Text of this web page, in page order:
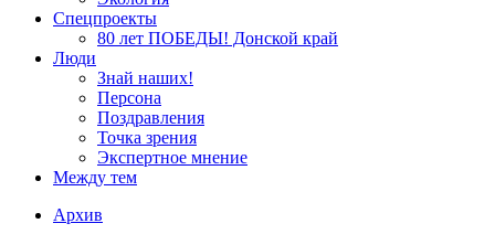
Спецпроекты
80 лет ПОБЕДЫ! Донской край
Люди
Знай наших!
Персона
Поздравления
Точка зрения
Экспертное мнение
Между тем
Архив